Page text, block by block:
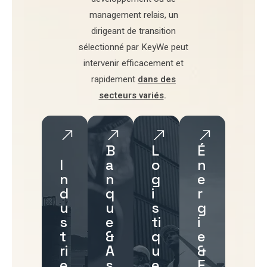
management relais, un
dirigeant de transition
sélectionné par KeyWe peut
intervenir efficacement et
rapidement dans des
secteurs variés.
I
n
d
u
s
t
ri
B
a
n
q
u
e
&
A
L
o
g
i
s
ti
q
u
É
n
e
r
g
i
e
&